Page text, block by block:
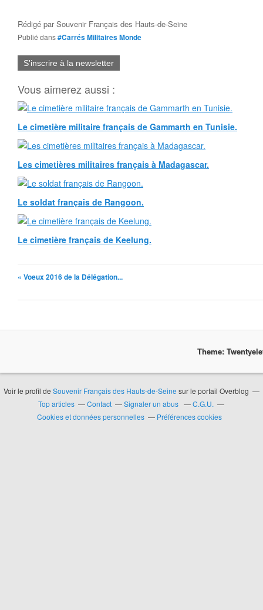
Rédigé parSouvenir Français des Hauts-de-Seine
Publié dans#Carrés Militaires Monde
S'inscrire à la newsletter
Vous aimerez aussi :
Le cimetière militaire français de Gammarth en Tunisie.
Les cimetières militaires français à Madagascar.
Le soldat français de Rangoon.
Le cimetière français de Keelung.
« Voeux 2016 de la Délégation...
Theme:
Voir le profil de Souvenir Français des Hauts-de-Seine sur le portail Overblog
Top articles
Contact Signaler un abus
C.G.U.
Cookies et données personnelles
Préférences cookies